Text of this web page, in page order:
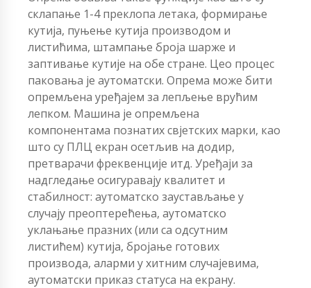
склапање 1-4 преклопа летака, формирање
кутија, пуњење кутија производом и
листићима, штампање броја шарже и
заптивање кутије на обе стране. Цео процес
паковања је аутоматски. Опрема може бити
опремљена уређајем за лепљење врућим
лепком. Машина је опремљена
компонентама познатих свјетских марки, као
што су ПЛЦ екран осетљив на додир,
претварачи фреквенције итд. Уређаји за
надгледање осигуравају квалитет и
стабилност: аутоматско заустављање у
случају преоптерећења, аутоматско
уклањање празних (или са одсутним
листићем) кутија, бројање готових
производа, аларми у хитним случајевима,
аутоматски приказ статуса на екрану.